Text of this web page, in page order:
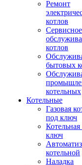
Ремонт
котлов
Сервисное
котлов
бытовых
котельных
Котельные
Газовая
под ключ
ключ
котельной
Наладка